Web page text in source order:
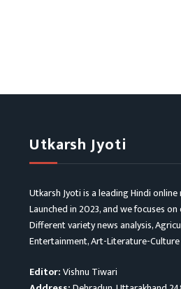
Utkarsh Jyoti
Utkarsh Jyoti is a leading Hindi
Launched in 2023, and we focuses
Different variety news analysis,
Entertainment, Art-Literature-
Editor:Vishnu Tiwari